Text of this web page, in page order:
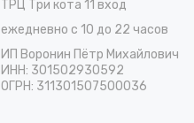
ТРЦ Три кота 11 вход
ежедневно с 10 до 22 часов
ИП Воронин Пётр Михайлович
ИНН: 301502930592
ОГРН: 311301507500036